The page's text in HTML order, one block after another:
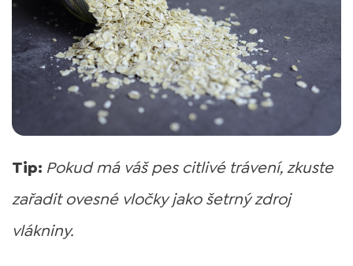
Tip: Pokud má váš pes citlivé trávení, zkuste
zařadit ovesné vločky jako šetrný zdroj
vlákniny.